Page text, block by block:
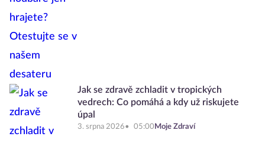
Jak se zdravě zchladit v tropických
vedrech: Co pomáhá a kdy už riskujete
úpal
3. srpna 2026 05:00 Moje Zdraví